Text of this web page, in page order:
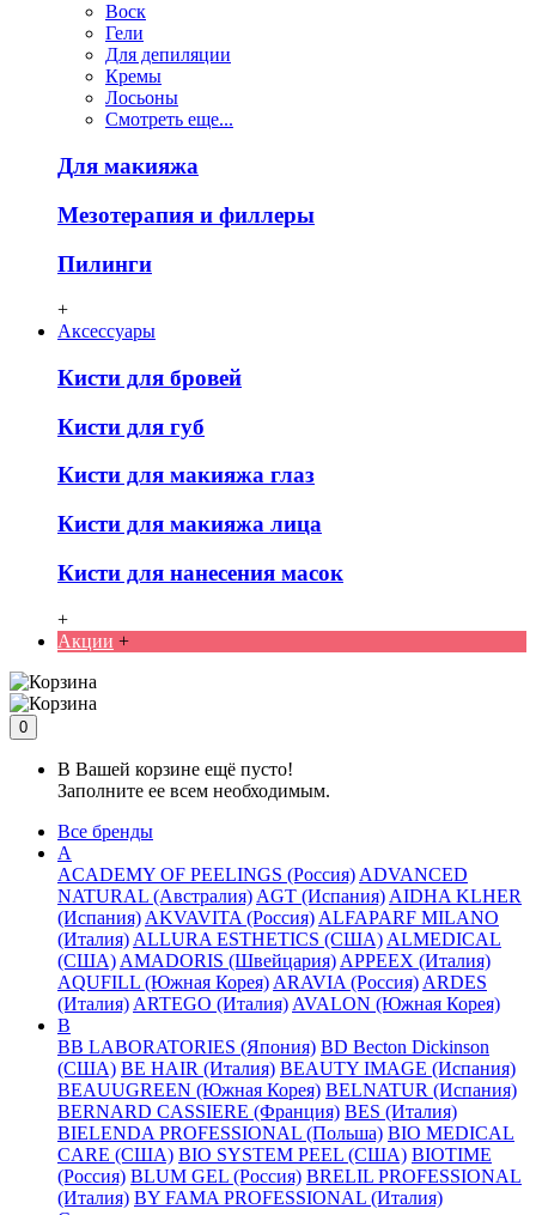
Воск
Гели
Для депиляции
Кремы
Лосьоны
Смотреть еще...
Для макияжа
Мезотерапия и филлеры
Пилинги
+
Аксессуары
Кисти для бровей
Кисти для губ
Кисти для макияжа глаз
Кисти для макияжа лица
Кисти для нанесения масок
+
Акции +
0
В Вашей корзине ещё пусто!
Заполните ее всем необходимым.
Все бренды
A
ACADEMY OF PEELINGS (Россия) ADVANCED
NATURAL (Австралия) AGT (Испания) AIDHA KLHER
(Испания) AKVAVITA (Россия) ALFAPARF MILANO
(Италия) ALLURA ESTHETICS (США) ALMEDICAL
(США) AMADORIS (Швейцария) APPEEX (Италия)
AQUFILL (Южная Корея) ARAVIA (Россия) ARDES
(Италия) ARTEGO (Италия) AVALON (Южная Корея)
B
BB LABORATORIES (Япония) BD Becton Dickinson
(США) BE HAIR (Италия) BEAUTY IMAGE (Испания)
BEAUUGREEN (Южная Корея) BELNATUR (Испания)
BERNARD CASSIERE (Франция) BES (Италия)
BIELENDA PROFESSIONAL (Польша) BIO MEDICAL
CARE (США) BIO SYSTEM PEEL (США) BIOTIME
(Россия) BLUM GEL (Россия) BRELIL PROFESSIONAL
(Италия) BY FAMA PROFESSIONAL (Италия)